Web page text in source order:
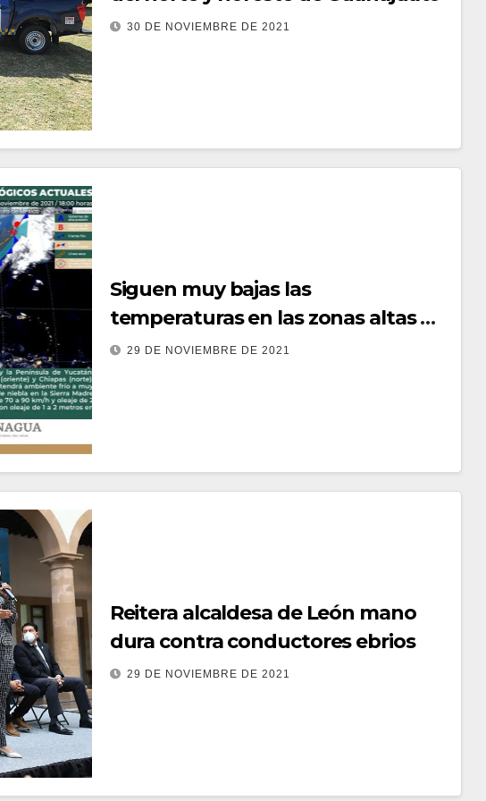
30 DE NOVIEMBRE DE 2021
Siguen muy bajas las
temperaturas en las zonas altas de
Guanajuato
29 DE NOVIEMBRE DE 2021
Reitera alcaldesa de León mano
dura contra conductores ebrios
29 DE NOVIEMBRE DE 2021